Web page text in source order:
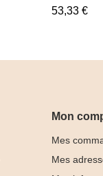
53,33 €
Mon
Mes
Mes